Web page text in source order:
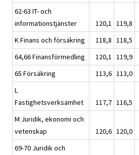
62-63 IT- och
informationstjänster
120,1 119,8
K Finans och försäkring
118,8 118,5
64,66 Finansförmedling
120,1 119,9
65 Försäkring
113,6 113,0
L
Fastighetsverksamhet
117,7 116,5
M Juridik, ekonomi och
vetenskap
120,6 120,0
69-70 Juridik och